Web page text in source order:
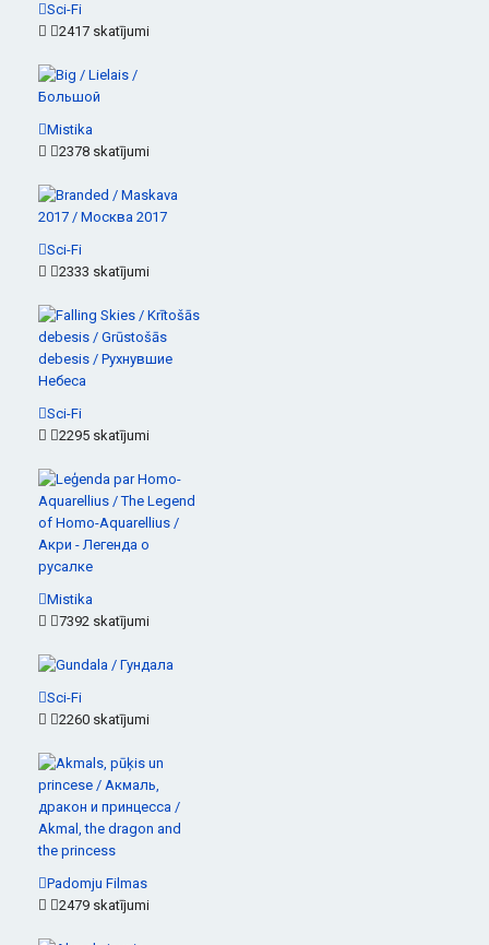
Sci-Fi
2417 skatījumi
Mistika
2378 skatījumi
Sci-Fi
2333 skatījumi
Sci-Fi
2295 skatījumi
Mistika
7392 skatījumi
Sci-Fi
2260 skatījumi
Padomju Filmas
2479 skatījumi